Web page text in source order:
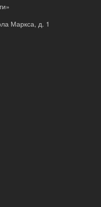
Маркса, д. 1